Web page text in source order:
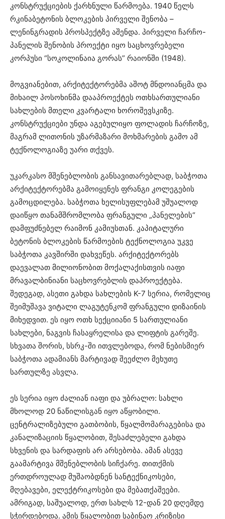
კონსტრუქციების ქარხნული წარმოება. 1940 წელს
რკინაბეტონის ბლოკების პირველი შენობა –
ლენინგრადის პროსპექტზე აშენდა. პირველი ჩარჩო-
პანელის შენობის პროექტი იყო საცხოვრებელი
კორპუსი “სოკოლინაია გორას” რაიონში (1948).
მოგვიანებით, არქიტექტორებმა აშოტ მნდოიანცმა და
მიხაილ პოსოხინმა დააპროექტეს ოთხსართულიანი
სახლების მთელი კვარტალი ხოროშევსკიზე.
კონსტრუქციები უნდა აგებულიყო ფოლადის ჩარჩოზე,
მაგრამ ლითონის უზარმაზარი მოხმარების გამო ამ
ტექნოლოგიაზე უარი თქვეს.
უკარკასო მშენებლობის განსავითარებლად, საბჭოთა
არქიტექტორებმა გამოიყენეს ფრანგი კოლეგების
გამოცდილება. საბჭოთა ხელისუფლებამ უშუალოდ
დაიწყო თანამშრომლობა ფრანგული „პანელების“
დამფუძნებელ რაიმონ კამიუსთან. კაპიტალური
ბეტონის ბლოკების წარმოების ტექნოლოგია უკვე
საბჭოთა კავშირში დახვეწეს. არქიტექტორებს
დაევალათ მილიონობით მოქალაქისთვის იაფი
მრავალბინიანი საცხოვრებლის დაპროექტება.
შედეგად, ასეთი გახდა სახლების K-7 სერია, რომელიც
შეიმუშავა ვიტალი ლაგუტენკომ ფრანგული დიზაინის
მიხედვით. ეს იყო ოთხ სექციიანი 5 სართულიანი
სახლები, ნაგვის ჩასაყრელისა და ლიფტის გარეშე.
სხვათა შორის, სსრკ-ში ითვლებოდა, რომ ნებისმიერ
საბჭოთა ადამიანს მარტივად შეეძლო მეხუთე
სართულზე ასვლა.
ეს სერია იყო ძალიან იაფი და უბრალო: სახლი
მხოლოდ 20 ნაწილისგან იყო აწყობილი.
ცენტრალიზებული გათბობის, წყალმომარაგებისა და
კანალიზაციის წყალობით, შესაძლებელი გახდა
სხვენის და სარდაფის არ არსებობა. ამან ასევე
გაამარტივა მშენებლობის სიჩქარე. თითქმის
ერთდროულად მუშაობდნენ სანტექნიკოსები,
მღებავები, ელექტრიკოსები და მებათქაშეები.
ამრიგად, საშუალოდ, ერთ სახლს 12-დან 20 დღემდე
სჭირდებოდა. ამის წყალობით საბინაო კრიზისი